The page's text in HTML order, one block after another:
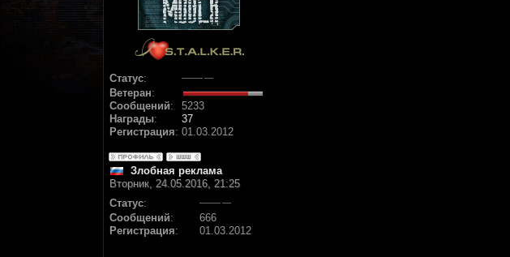
Статус:
Ветеран:
Сообщений:
5233
Награды:
37
Регистрация: 01.03.2012
Злобная реклама
Вторник, 24.05.2016, 21:25
Статус:
Сообщений:
666
Регистрация: 01.03.2012